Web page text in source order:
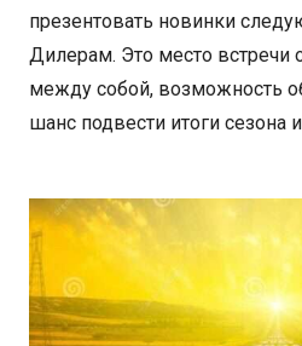
презентовать новинки
Дилерам. Это место
между собой, возможность
шанс подвести итоги сезона